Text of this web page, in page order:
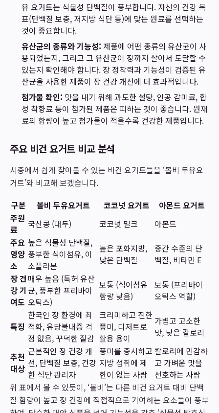
유 요거트는 식물성 단백질이 풍부합니다. 자신의 건강 목
표(단백질 보충, 저지방 식단 등)에 맞는 원료를 선택하는
것이 중요합니다.
유산균의 종류와 기능성: 제품에 어떤 종류의 유산균이 사
용되었는지, 그리고 그 유산균이 장까지 살아서 도달할 수
있는지 확인해야 합니다. 장 정착력과 기능성이 검증된 유
산균을 사용한 제품이 장 건강 개선에 더 효과적입니다.
첨가물 확인: 맛을 내기 위해 과도한 설탕, 인공 감미료, 합
성 착향료 등이 첨가된 제품은 피하는 것이 좋습니다. 원재
료의 함량이 높고 첨가물이 적을수록 건강한 제품입니다.
주요 비건 요거트 비교 분석
시중에서 쉽게 찾아볼 수 있는 비건 요거트들을 ‘볼비 두유요
거트’와 비교해 보겠습니다.
구분
볼비 두유요거트 코코넛 요거트
아몬드 요거트
주원
료
국산콩 (대두) 코코넛 밀크
아몬드
주요
영양
소
높은 식물성 단백질,
풍부한 식이섬유, 이
소플라본
높은 포화지방,
낮은 단백질
중간 수준의 단
백질, 비타민 E
장 건
강 기
여도
매우 높음 (특허 유산
균, 풍부한 프리바이
오틱스)
보통 (식이섬유
함량 낮음)
보통 (프리바이
오틱스 역할)
특징
한국인 장 환경에 최
적화, 유당불내증 걱
정 없음, 꾸덕한 질감
크리미하고 진한
풍미, 디저트로
활용 용이
가볍고 고소한
맛, 낮은 칼로리
추천
대상
근본적인 장 건강 개
선, 단백질 보충, 건강
한 식단 관리자
풍미를 중시하고
지방 섭취에 제
한이 없는 사람
칼로리에 민감하
고 가벼운 맛을
선호하는 사람
위 표에서 볼 수 있듯이, ‘볼비’는 다른 비건 요거트 대비 단백
질 함량이 높고 장 건강에 직접적으로 기여하는 요소들이 풍부